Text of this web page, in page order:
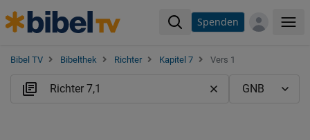
Spenden
Bibel TV Bibelthek Richter Kapitel 7 Vers 1